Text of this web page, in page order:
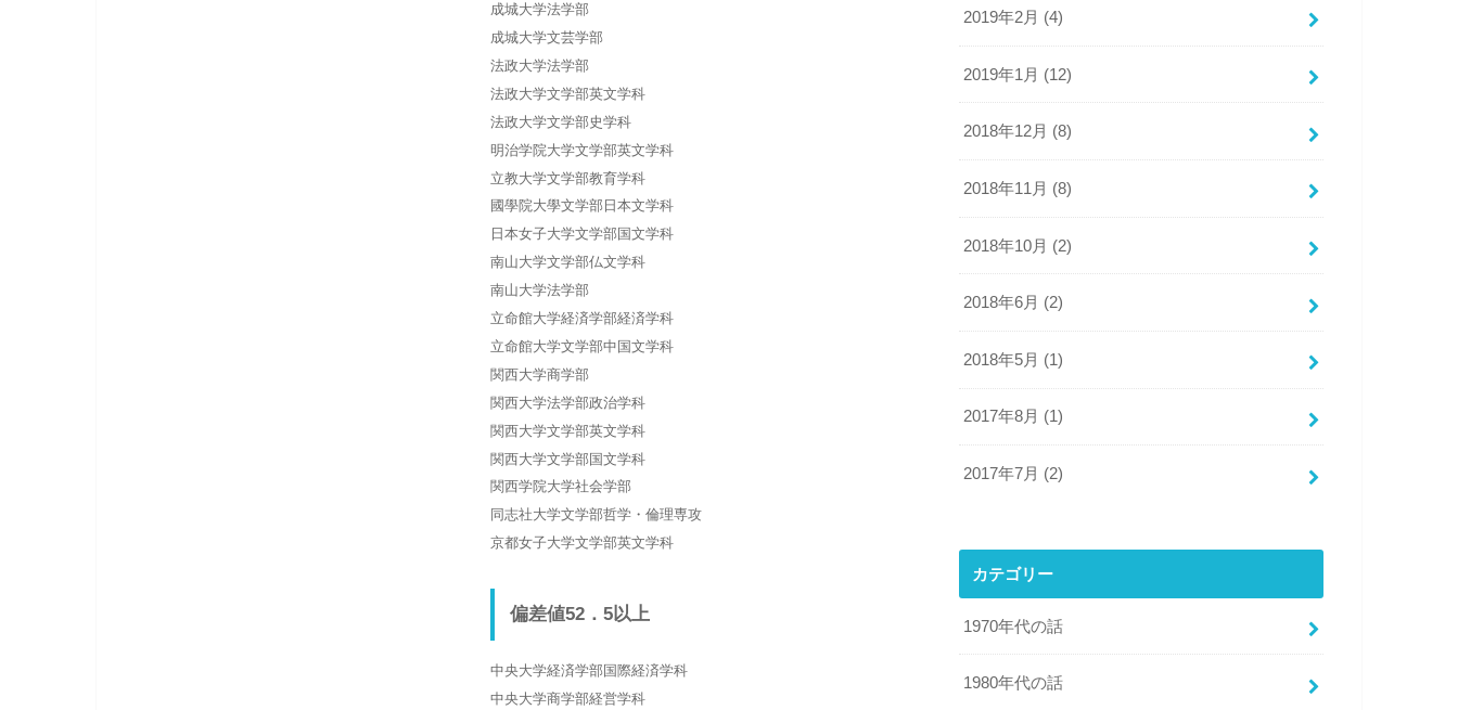
成城大学法学部
成城大学文芸学部
法政大学法学部
法政大学文学部英文学科
法政大学文学部史学科
明治学院大学文学部英文学科
立教大学文学部教育学科
國學院大學文学部日本文学科
日本女子大学文学部国文学科
南山大学文学部仏文学科
南山大学法学部
立命館大学経済学部経済学科
立命館大学文学部中国文学科
関西大学商学部
関西大学法学部政治学科
関西大学文学部英文学科
関西大学文学部国文学科
関西学院大学社会学部
同志社大学文学部哲学・倫理専攻
京都女子大学文学部英文学科
偏差値52．5以上
中央大学経済学部国際経済学科
中央大学商学部経営学科
2019年2月 (4)
2019年1月 (12)
2018年12月 (8)
2018年11月 (8)
2018年10月 (2)
2018年6月 (2)
2018年5月 (1)
2017年8月 (1)
2017年7月 (2)
カテゴリー
1970年代の話
1980年代の話